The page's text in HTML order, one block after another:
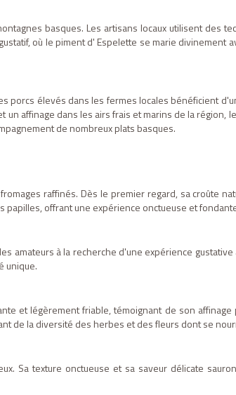
basques. Les artisans locaux utilisent des
où le piment d' Espelette se marie divinement
porcs élevés dans les fermes locales bénéficient
affinage dans les airs frais et marins de la région, le
de nombreux plats basques.
raffinés. Dès le premier regard, sa croûte
offrant une expérience onctueuse et
amateurs à la recherche d'une expérience gustative
unique.
et légèrement friable, témoignant de son affinage
de la diversité des herbes et des fleurs dont se
Sa texture onctueuse et sa saveur délicate